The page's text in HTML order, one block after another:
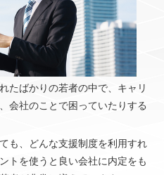
たばかりの若者の中で、キャリ
会社のことで困っていたりする
も、どんな支援制度を利用すれ
トを使うと良い会社に内定をも